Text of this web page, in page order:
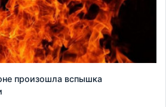
произошла вспышка